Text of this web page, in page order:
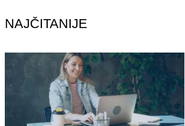
NAJČITANIJE